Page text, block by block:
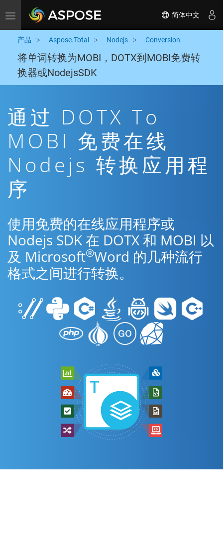
Toggle navigation 简体中文
产品 Aspose.Total Nodejs Conversion
将单词转换为MOBI，DOTX到MOBI免费转
换器或NodejsSDK
通过 DOTX To
MOBI 免费在线
Nodejs 转换应用程
序
使用免费的在线应用程序或
Nodejs SDK 在 DOTX 和 MOBI 以
及 Microsoft®Word 的几种流行
格式之间进行转换。